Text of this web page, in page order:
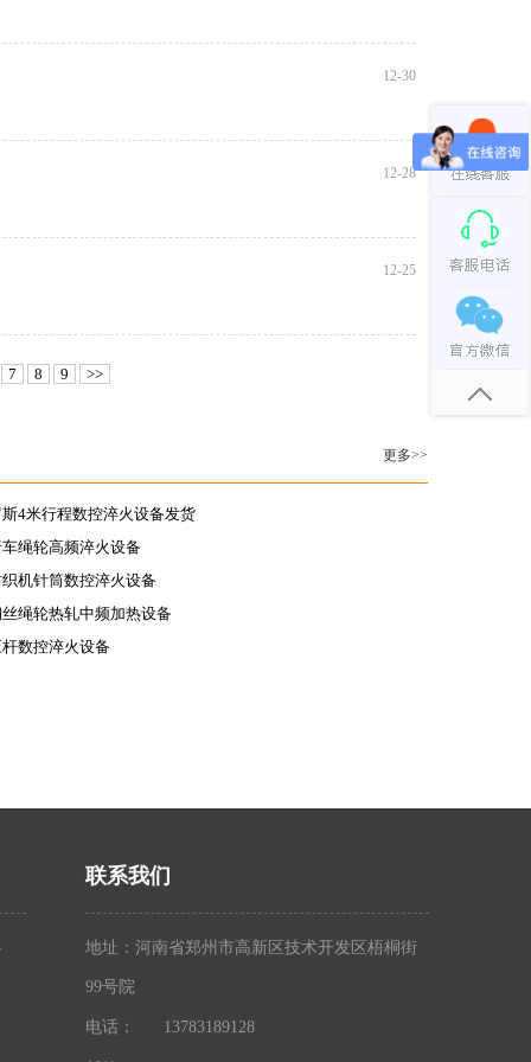
12-30
12-28
12-25
7 8 9 >>
更多>>
4米行程数控淬火设备发货
绳轮高频淬火设备
机针筒数控淬火设备
绳轮热轧中频加热设备
数控淬火设备
联系我们
地址：河南省郑州市高新区技术开发区梧桐街
99号院
电话： 13783189128